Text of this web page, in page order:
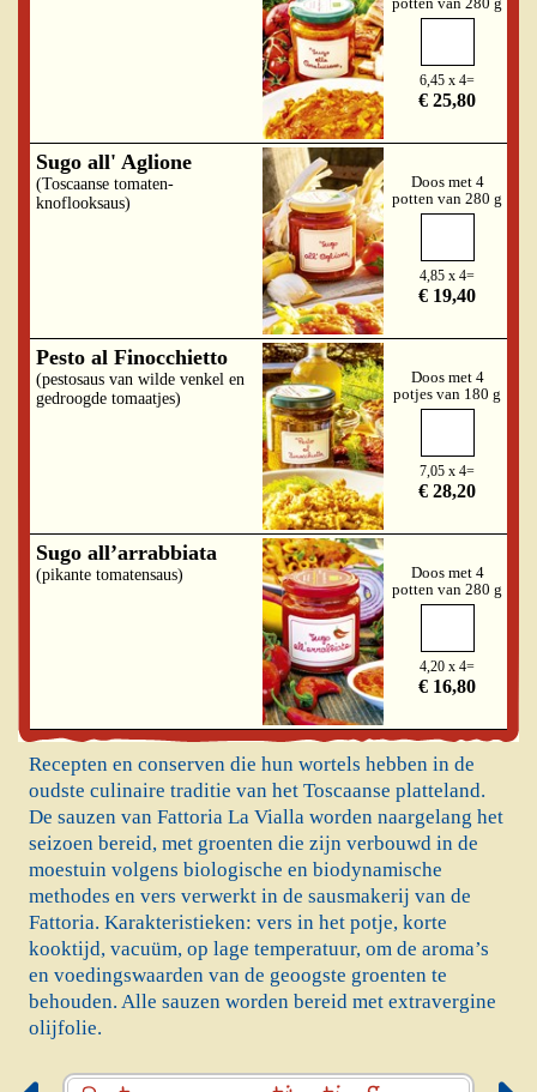
6,45 x 4=
€ 25,80
Sugo all' Aglione
(Toscaanse tomaten-
knoflooksaus)
Doos met 4
potten van 280 g
4,85 x 4=
€ 19,40
Pesto al Finocchietto
(pestosaus van wilde venkel en
gedroogde tomaatjes)
Doos met 4
potjes van 180 g
7,05 x 4=
€ 28,20
Sugo all’arrabbiata
(pikante tomatensaus)
Doos met 4
potten van 280 g
4,20 x 4=
€ 16,80
Recepten en conserven die hun wortels hebben in de
oudste culinaire traditie van het Toscaanse platteland.
De sauzen van Fattoria La Vialla worden naargelang het
seizoen bereid, met groenten die zijn verbouwd in de
moestuin volgens biologische en biodynamische
methodes en vers verwerkt in de sausmakerij van de
Fattoria. Karakteristieken: vers in het potje, korte
kooktijd, vacuüm, op lage temperatuur, om de aroma’s
en voedingswaarden van de geoogste groenten te
behouden. Alle sauzen worden bereid met extravergine
olijfolie.